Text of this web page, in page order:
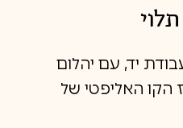
בעבודת יד, עם יהלום
הקו האליפטי של